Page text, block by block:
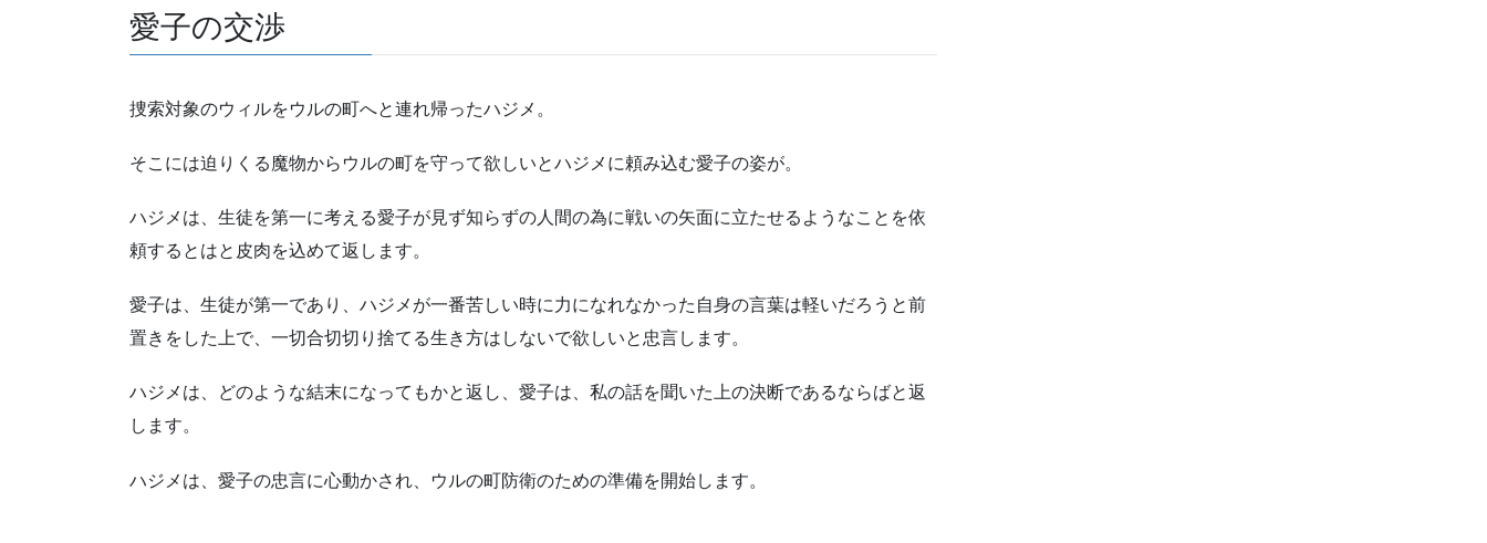
愛子の交渉
捜索対象のウィルをウルの町へと連れ帰ったハジメ。
そこには迫りくる魔物からウルの町を守って欲しいとハジメに頼み込む愛子の姿が。
ハジメは、生徒を第一に考える愛子が見ず知らずの人間の為に戦いの矢面に立たせるようなことを依
頼するとはと皮肉を込めて返します。
愛子は、生徒が第一であり、ハジメが一番苦しい時に力になれなかった自身の言葉は軽いだろうと前
置きをした上で、一切合切切り捨てる生き方はしないで欲しいと忠言します。
ハジメは、どのような結末になってもかと返し、愛子は、私の話を聞いた上の決断であるならばと返
します。
ハジメは、愛子の忠言に心動かされ、ウルの町防衛のための準備を開始します。